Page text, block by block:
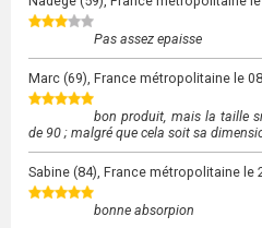
Pas assez epaisse
Marc (69), France métropolitaine le
bon produit, mais la taille
de 90 ; malgré que cela soit sa
Sabine (84), France métropolitaine le
bonne absorpion